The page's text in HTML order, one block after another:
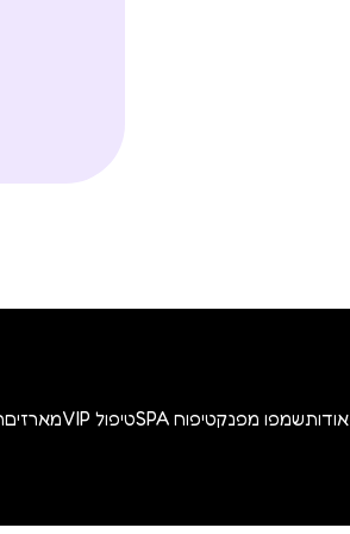
אודותשמפו מפנקטיפוח SPA טיפול VIP מארזים